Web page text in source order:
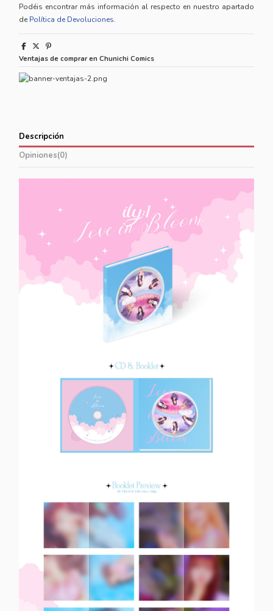
Podéis encontrar más información al respecto en nuestro apartado
de Política de Devoluciones.
Ventajas de comprar en Chunichi Comics
Descripción
Opiniones(0)